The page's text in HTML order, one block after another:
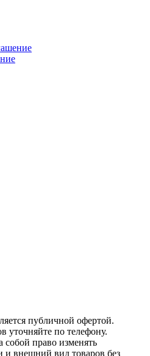
публичной офертой.
уточняйте по телефону.
собой право изменять
и внешний вид товаров без